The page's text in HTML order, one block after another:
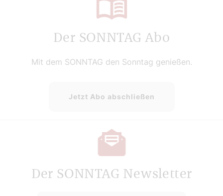
Der SONNTAG Abo
Mit dem SONNTAG den Sonntag genießen.
Jetzt Abo abschließen
Der SONNTAG Newsletter